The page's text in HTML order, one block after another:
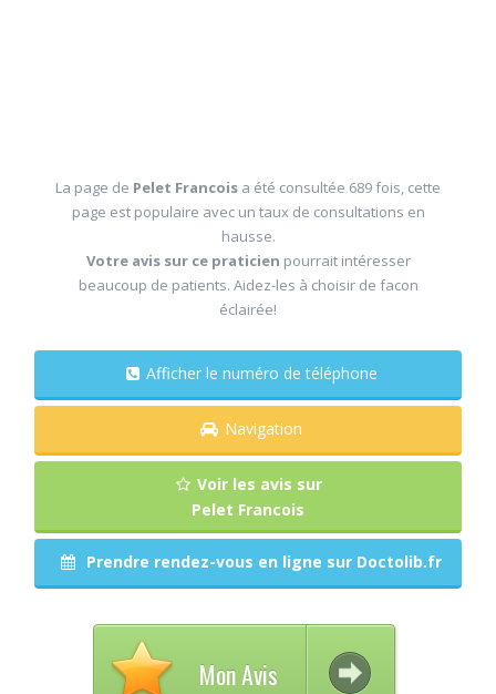
La page de Pelet Francois a été consultée 689 fois, cette
page est populaire avec un taux de consultations en
hausse.
Votre avis sur ce praticien pourrait intéresser
beaucoup de patients. Aidez-les à choisir de facon
éclairée!
Afficher le numéro de téléphone
Navigation
Voir les avis sur
Pelet Francois
Prendre rendez-vous en ligne sur Doctolib.fr
Mon Avis